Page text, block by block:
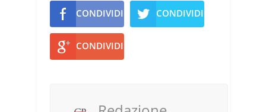
CONDIVIDI CONDIVIDI
CONDIVIDI